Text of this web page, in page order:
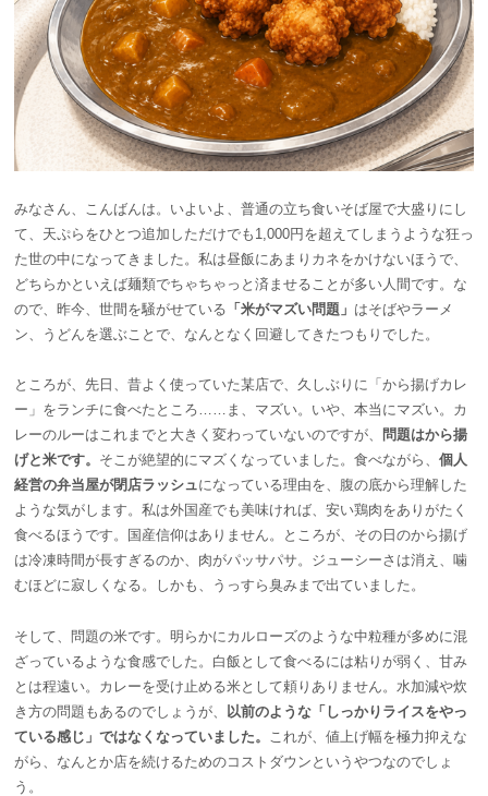
みなさん、こんばんは。いよいよ、普通の立ち食いそば屋で大盛りにし
て、天ぷらをひとつ追加しただけでも1,000円を超えてしまうような狂っ
た世の中になってきました。私は昼飯にあまりカネをかけないほうで、
どちらかといえば麺類でちゃちゃっと済ませることが多い人間です。な
ので、昨今、世間を騒がせている 「米がマズい問題」 はそばやラーメ
ン、うどんを選ぶことで、なんとなく回避してきたつもりでした。
ところが、先日、昔よく使っていた某店で、久しぶりに「から揚げカレ
ー」をランチに食べたところ……ま、マズい。いや、本当にマズい。カ
レーのルーはこれまでと大きく変わっていないのですが、
問題はから揚
げと米です。 そこが絶望的にマズくなっていました。食べながら、 個人
経営の弁当屋が閉店ラッシュになっている理由を、腹の底から理解した
ような気がします。私は外国産でも美味ければ、安い鶏肉をありがたく
食べるほうです。国産信仰はありません。ところが、その日のから揚げ
は冷凍時間が長すぎるのか、肉がパッサパサ。ジューシーさは消え、噛
むほどに寂しくなる。しかも、うっすら臭みまで出ていました。
そして、問題の米です。明らかにカルローズのような中粒種が多めに混
ざっているような食感でした。白飯として食べるには粘りが弱く、甘み
とは程遠い。カレーを受け止める米として頼りありません。水加減や炊
き方の問題もあるのでしょうが、
以前のような「しっかりライスをやっ
ている感じ」ではなくなっていました。
これが、値上げ幅を極力抑えな
がら、なんとか店を続けるためのコストダウンというやつなのでしょ
う。